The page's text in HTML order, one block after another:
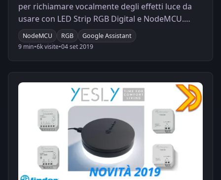
per richiamare vocalmente degli effetti luce da
usare con LED Strip RGB Digital e NodeMCU.
Naturalmente il tutto sarà gestito da Home
Assistant!
NodeMCU RGB
Google Assistant
9 min•6k visite•04 set 2019